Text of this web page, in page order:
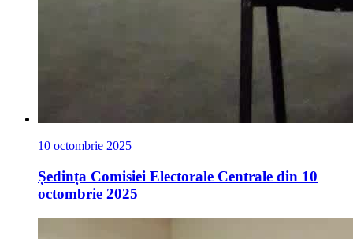
10 octombrie 2025
Ședința Comisiei Electorale Centrale din 10
octombrie 2025